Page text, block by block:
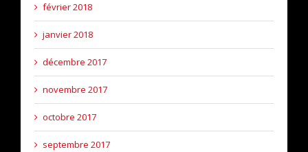
février 2018
janvier 2018
décembre 2017
novembre 2017
octobre 2017
septembre 2017